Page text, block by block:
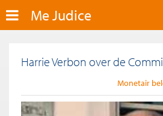
Me Judice
Harrie Verbon over de
Monetair